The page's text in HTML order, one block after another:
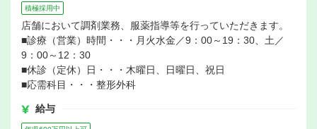
積極採用中
店舗において調剤業務、服薬指導等を行っていただきます。
■診療（営業）時間・・・月火水金／9：00～19：30、土／
9：00～12：30
■休診（定休）日・・・木曜日、日曜日、祝日
■応需科目・・・整形外科
給与